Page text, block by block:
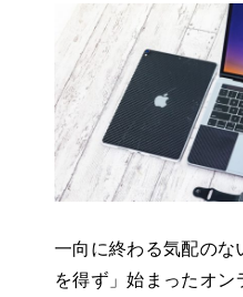
一向に終わる気配のな
を得ず」始まったオン